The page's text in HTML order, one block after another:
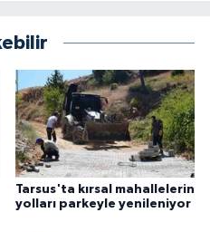
Tarsus'ta kırsal mahallelerin
yolları parkeyle yenileniyor